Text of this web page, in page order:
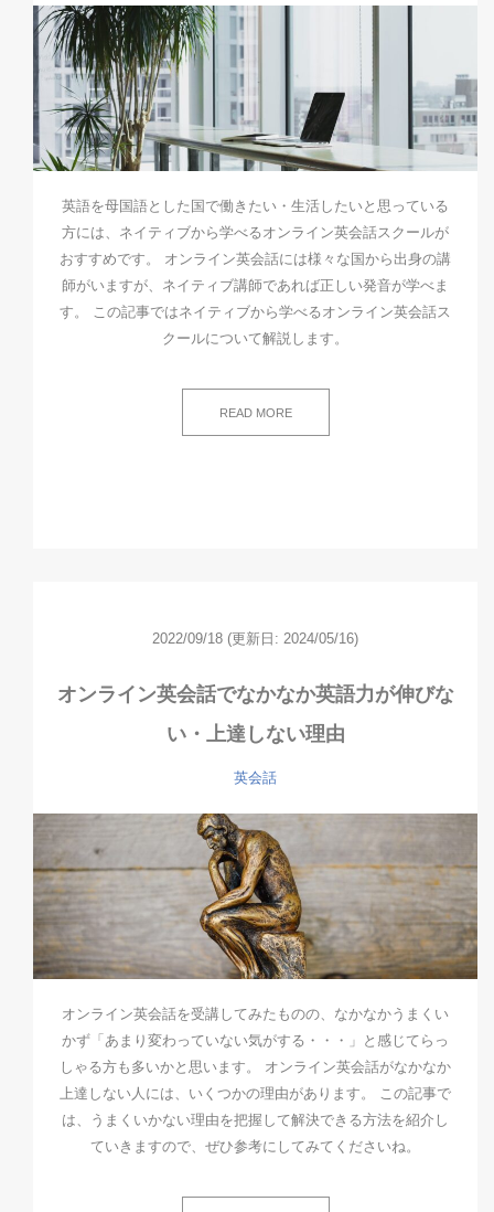
英語を母国語とした国で働きたい・生活したいと思っている
方には、ネイティブから学べるオンライン英会話スクールが
おすすめです。 オンライン英会話には様々な国から出身の講
師がいますが、ネイティブ講師であれば正しい発音が学べま
す。 この記事ではネイティブから学べるオンライン英会話ス
クールについて解説します。
READ MORE
2022/09/18 (更新日: 2024/05/16)
オンライン英会話でなかなか英語力が伸びな
い・上達しない理由
英会話
オンライン英会話を受講してみたものの、なかなかうまくい
かず「あまり変わっていない気がする・・・」と感じてらっ
しゃる方も多いかと思います。 オンライン英会話がなかなか
上達しない人には、いくつかの理由があります。 この記事で
は、うまくいかない理由を把握して解決できる方法を紹介し
ていきますので、ぜひ参考にしてみてくださいね。